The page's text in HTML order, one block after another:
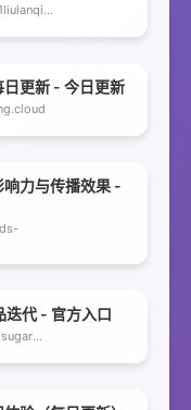
https://dingxishi.91liulanqi.cloud
更新 - 今日更新
力与传播效果 -
迭代 - 官方入口
https://pianguanxian.sugarvlog.cloud